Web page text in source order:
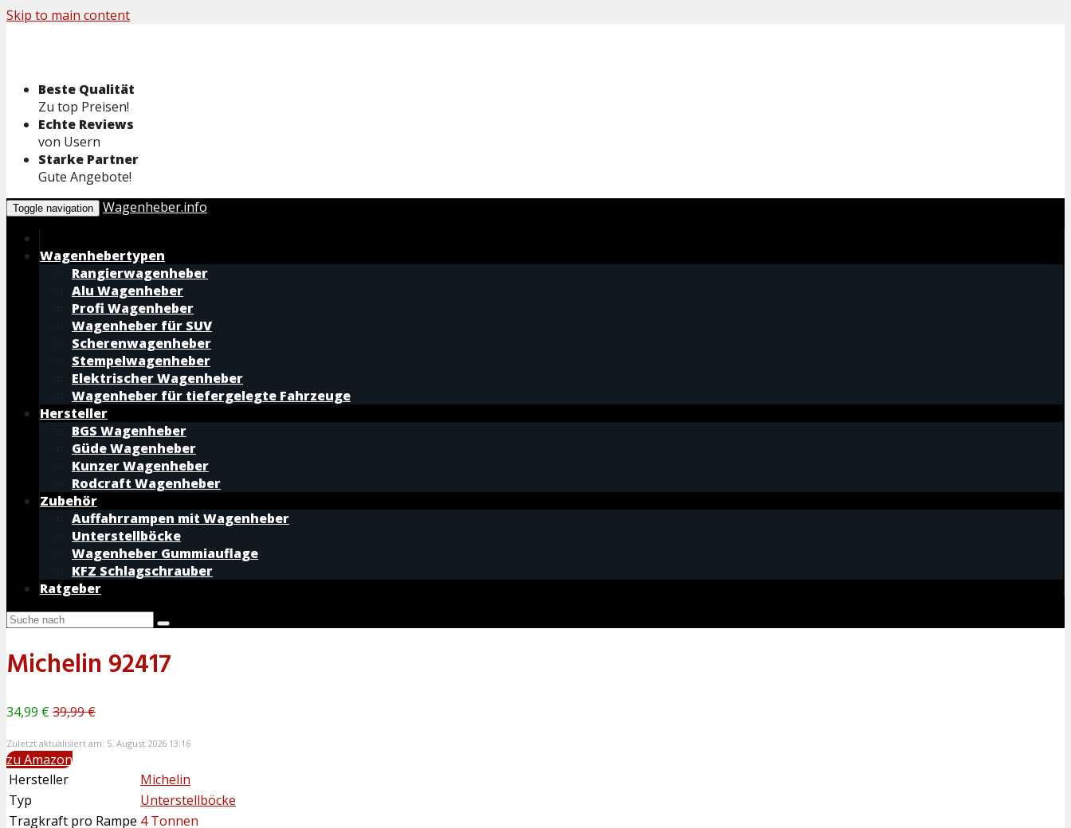
Skip to main content
Beste Qualität
Zu top Preisen!
Echte Reviews
von Usern
Starke Partner
Gute Angebote!
Toggle navigation Wagenheber.info
Wagenhebertypen
Rangierwagenheber
Alu Wagenheber
Profi Wagenheber
Wagenheber für SUV
Scherenwagenheber
Stempelwagenheber
Elektrischer Wagenheber
Wagenheber für tiefergelegte Fahrzeuge
Hersteller
BGS Wagenheber
Güde Wagenheber
Kunzer Wagenheber
Rodcraft Wagenheber
Zubehör
Auffahrrampen mit Wagenheber
Unterstellböcke
Wagenheber Gummiauflage
KFZ Schlagschrauber
Ratgeber
Michelin 92417
34,99 €39,99 €
Zuletzt aktualisiert am: 5. August 2026 13:16
zu Amazon
Hersteller
Michelin
Typ
Unterstellböcke
Tragkraft pro Rampe 4 Tonnen